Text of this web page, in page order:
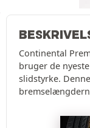
Continental
bruger de
slidstyrke.